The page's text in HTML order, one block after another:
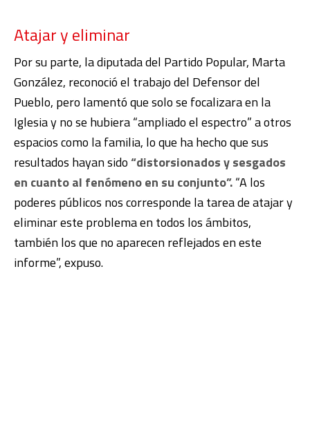
Atajar y eliminar
Por su parte, la diputada del Partido Popular, Marta
González, reconoció el trabajo del Defensor del
Pueblo, pero lamentó que solo se focalizara en la
Iglesia y no se hubiera “ampliado el espectro” a otros
espacios como la familia, lo que ha hecho que sus
resultados hayan sido“distorsionados y sesgados
en cuanto al fenómeno en su conjunto”.“A los
poderes públicos nos corresponde la tarea de atajar y
eliminar este problema en todos los ámbitos,
también los que no aparecen reflejados en este
informe”, expuso.